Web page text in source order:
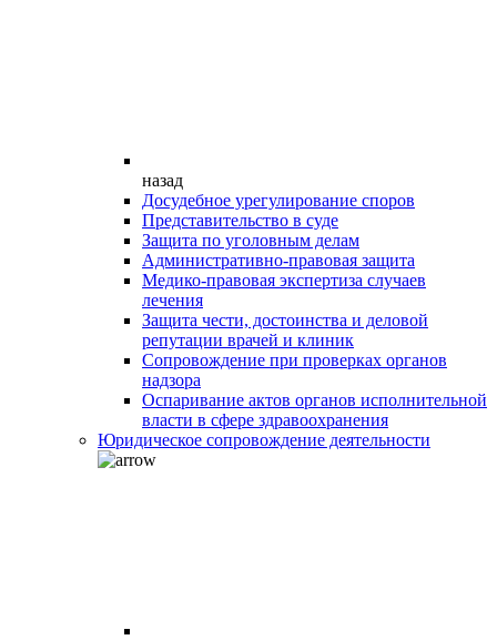
назад
Досудебное урегулирование споров
Представительство в суде
Защита по уголовным делам
Административно-правовая защита
Медико-правовая экспертиза случаев
лечения
Защита чести, достоинства и деловой
репутации врачей и клиник
Сопровождение при проверках органов
надзора
Оспаривание актов органов исполнительной
власти в сфере здравоохранения
Юридическое сопровождение деятельности